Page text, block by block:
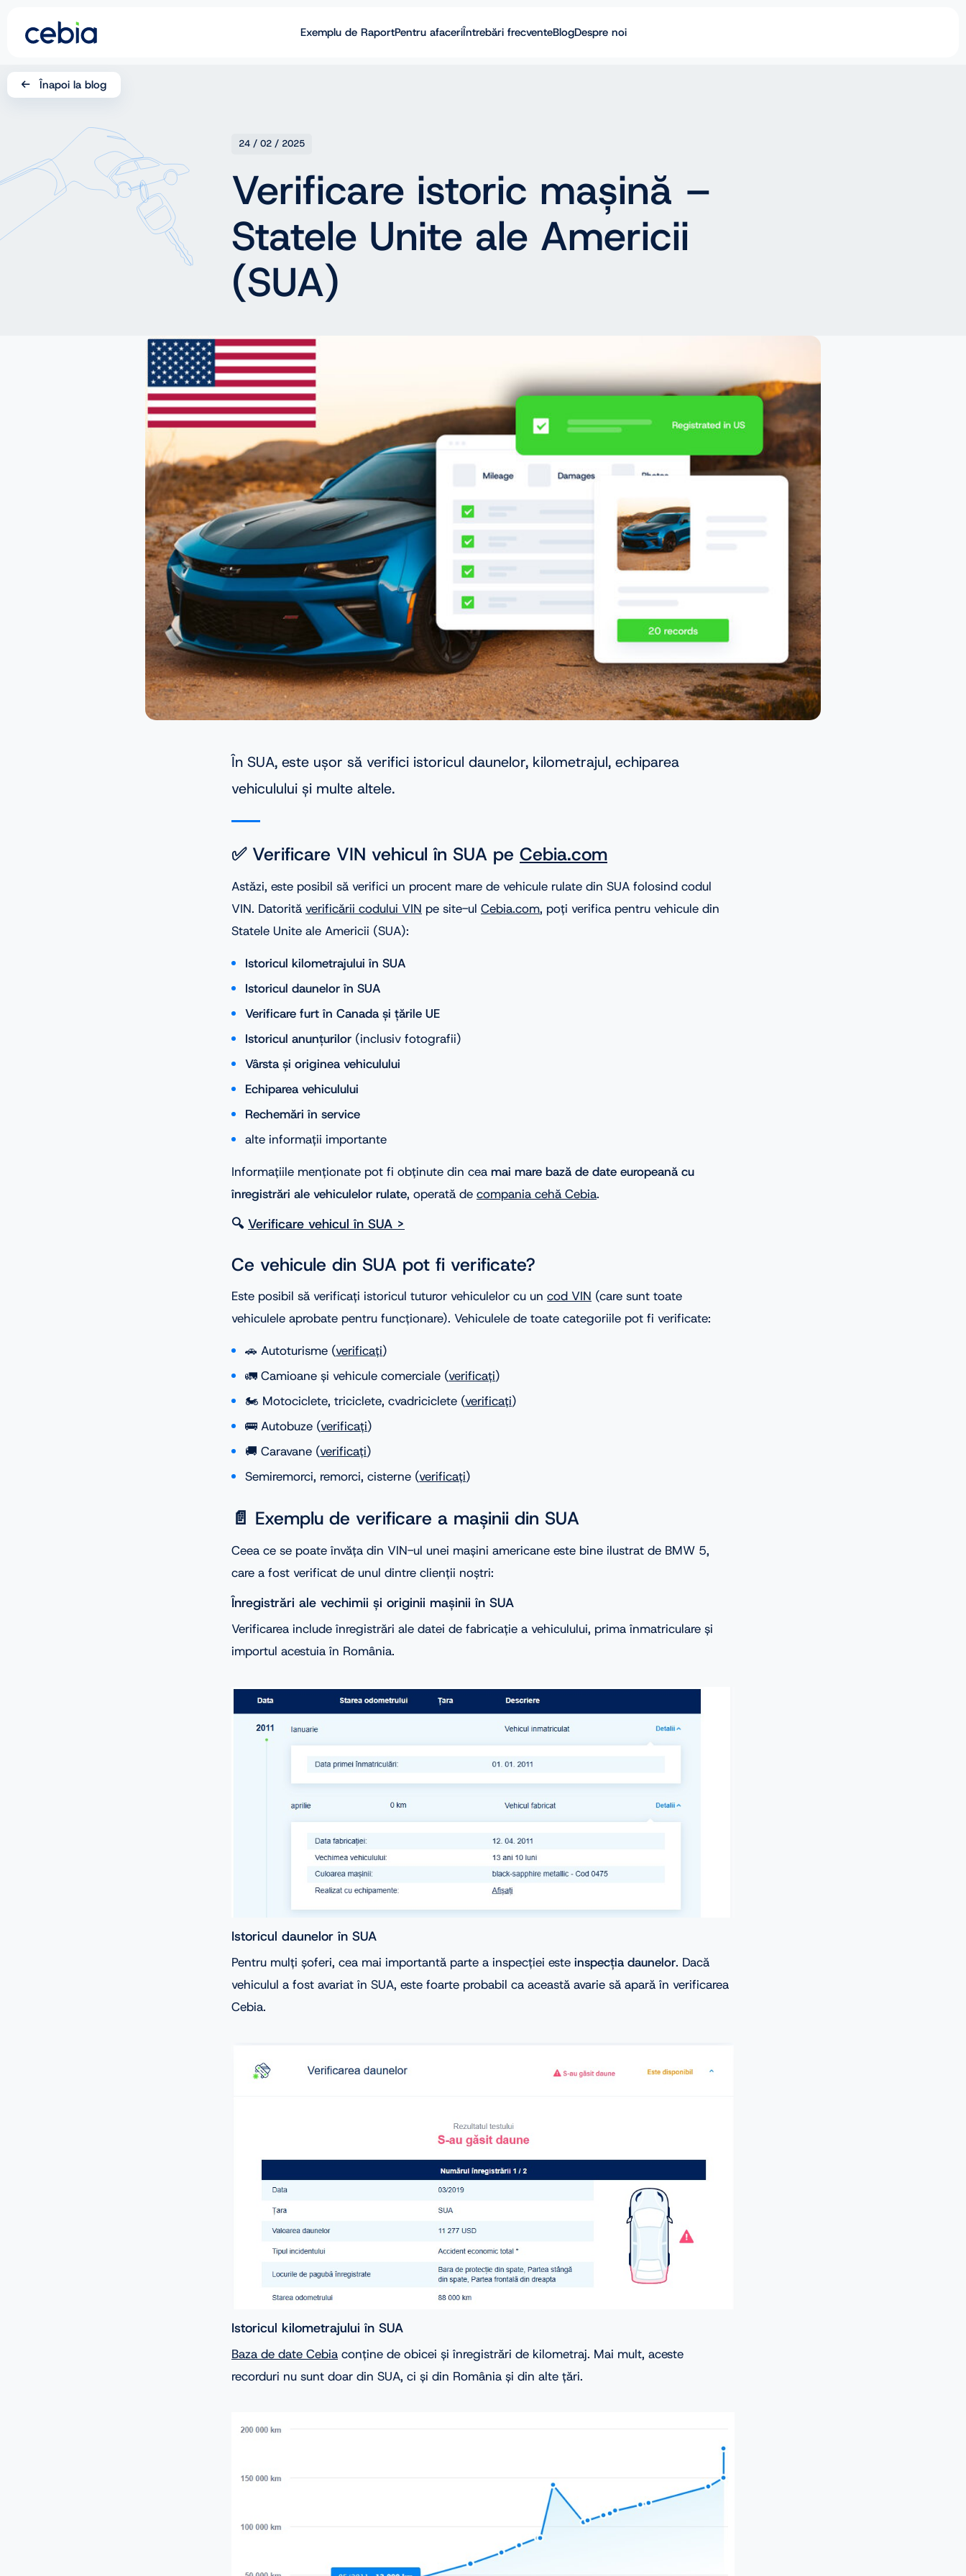
Exemplu de RaportPentru afaceriÎntrebări frecventeBlogDespre noi
DE
RO
Înapoi la blog
24 / 02 / 2025
Verificare istoric mașină –
Statele Unite ale Americii
(SUA)
În SUA, este ușor să verifici istoricul daunelor, kilometrajul, echiparea
vehiculului și multe altele.
✅ Verificare VIN vehicul în SUA pe Cebia.com
Astăzi, este posibil să verifici un procent mare de vehicule rulate din SUA folosind codul
VIN. Datorită verificării codului VIN pe site-ul Cebia.com, poți verifica pentru vehicule din
Statele Unite ale Americii (SUA):
Istoricul kilometrajului în SUA
Istoricul daunelor în SUA
Verificare furt în Canada și țările UE
Istoricul anunțurilor (inclusiv fotografii)
Vârsta și originea vehiculului
Echiparea vehiculului
Rechemări în service
alte informații importante
Informațiile menționate pot fi obținute din cea mai mare bază de date europeană cu
înregistrări ale vehiculelor rulate, operată de compania cehă Cebia.
🔍 Verificare vehicul în SUA >
Ce vehicule din SUA pot fi verificate?
Este posibil să verificați istoricul tuturor vehiculelor cu un cod VIN (care sunt toate
vehiculele aprobate pentru funcționare). Vehiculele de toate categoriile pot fi verificate:
🚗 Autoturisme (verificați)
🚛 Camioane și vehicule comerciale (verificați)
🏍️ Motociclete, triciclete, cvadriciclete (verificați)
🚌 Autobuze (verificați)
🚚 Caravane (verificați)
Semiremorci, remorci, cisterne (verificați)
📄 Exemplu de verificare a mașinii din SUA
Ceea ce se poate învăța din VIN-ul unei mașini americane este bine ilustrat de BMW 5,
care a fost verificat de unul dintre clienții noștri:
Înregistrări ale vechimii și originii mașinii în SUA
Verificarea include înregistrări ale datei de fabricație a vehiculului, prima înmatriculare și
importul acestuia în România.
Istoricul daunelor în SUA
Pentru mulți șoferi, cea mai importantă parte a inspecției este inspecția daunelor. Dacă
vehiculul a fost avariat în SUA, este foarte probabil ca această avarie să apară în verificarea
Cebia.
Istoricul kilometrajului în SUA
Baza de date Cebia conține de obicei și înregistrări de kilometraj. Mai mult, aceste
recorduri nu sunt doar din SUA, ci și din România și din alte țări.